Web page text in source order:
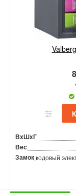
ВxШxГ
Вес
Замоккодовый